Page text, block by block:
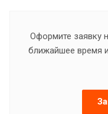
Оформите заявку
ближайшее время